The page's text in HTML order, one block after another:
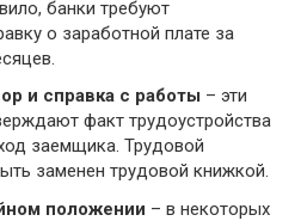
банки требуют
о заработной плате за
и справка с работы – эти
факт трудоустройства
заемщика. Трудовой
заменен трудовой книжкой.
положении – в некоторых